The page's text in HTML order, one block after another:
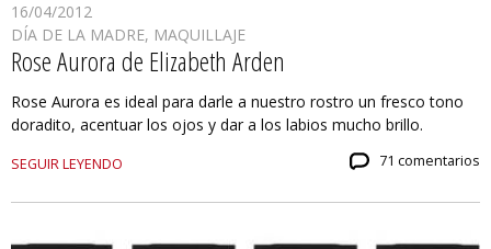
16/04/2012
DÍA DE LA MADRE, MAQUILLAJE
Rose Aurora de Elizabeth Arden
Rose Aurora es ideal para darle a nuestro rostro un fresco tono
doradito, acentuar los ojos y dar a los labios mucho brillo.
SEGUIR LEYENDO 71 comentarios